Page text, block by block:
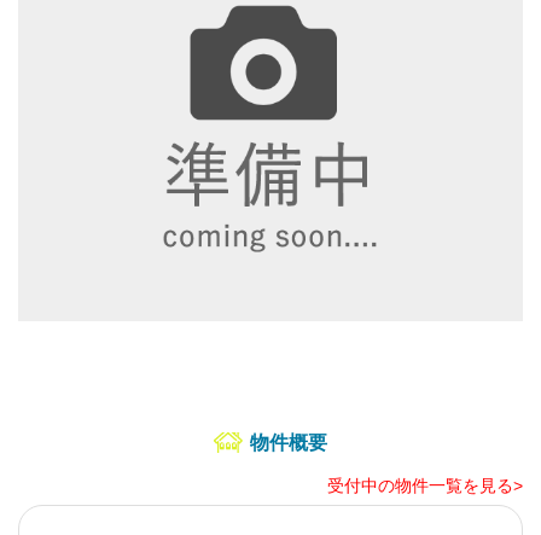
物件概要
受付中の物件一覧を見る>